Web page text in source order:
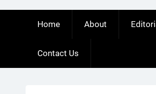
Home About
Contact Us